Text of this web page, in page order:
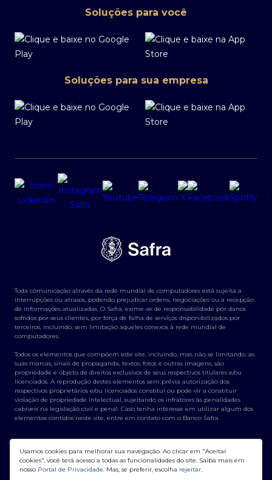
Soluções para você
Soluções para sua empresa
Toda comunicação através da rede mundial de computadores está sujeita a
interrupções ou atrasos, podendo prejudicar ordens, negociações ou a recepção
de informações atualizadas. O Safra, exime-se de responsabilidade por danos
sofridos por seus clientes, por força de falha de serviços disponibilizados por
terceiros, incluindo, sem limitação aqueles conexos à rede mundial de
computadores.
Todos os elementos que compõem este site, incluindo, mas não se limitando, as
suas marcas, sinais de propaganda, textos, fotos e outras imagens, são
propriedade e objeto de direitos exclusivos de seus respectivos titulares e/ou
licenciados. A reprodução destes elementos sem prévia autorização dos
respectivos proprietários e/ou licenciados constitui ou pode vir a constituir
violação de propriedade intelectual, sujeitando os infratores às penalidades
cabíveis na legislação civil e penal. Caso tenha interesse em utilizar algum dos
elementos contidos neste site, entre em contato com o Banco Safra.
Usamos cookies para melhorar sua navegação. Ao clicar em "Aceitar
cookies", você terá acesso a todas as funcionalidades do site. Saiba mais em
nosso Portal de Privacidade. Mas, se preferir, escolha rejeitar.